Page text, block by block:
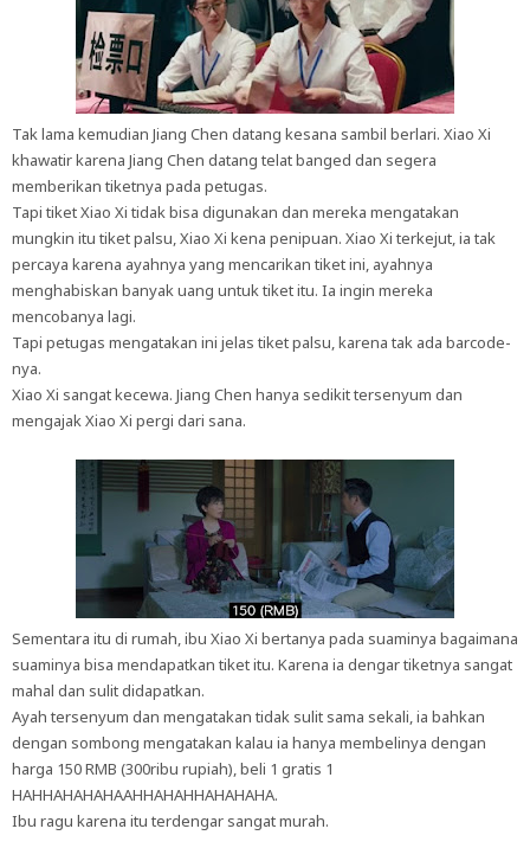
Tak lama kemudian Jiang Chen datang kesana sambil berlari. Xiao Xi
khawatir karena Jiang Chen datang telat banged dan segera
memberikan tiketnya pada petugas.
Tapi tiket Xiao Xi tidak bisa digunakan dan mereka mengatakan
mungkin itu tiket palsu, Xiao Xi kena penipuan. Xiao Xi terkejut, ia tak
percaya karena ayahnya yang mencarikan tiket ini, ayahnya
menghabiskan banyak uang untuk tiket itu. Ia ingin mereka
mencobanya lagi.
Tapi petugas mengatakan ini jelas tiket palsu, karena tak ada barcode-
nya.
Xiao Xi sangat kecewa. Jiang Chen hanya sedikit tersenyum dan
mengajak Xiao Xi pergi dari sana.
Sementara itu di rumah, ibu Xiao Xi bertanya pada suaminya bagaimana
suaminya bisa mendapatkan tiket itu. Karena ia dengar tiketnya sangat
mahal dan sulit didapatkan.
Ayah tersenyum dan mengatakan tidak sulit sama sekali, ia bahkan
dengan sombong mengatakan kalau ia hanya membelinya dengan
harga 150 RMB (300ribu rupiah), beli 1 gratis 1
HAHHAHAHAHAAHHAHAHHAHAHAHA.
Ibu ragu karena itu terdengar sangat murah.